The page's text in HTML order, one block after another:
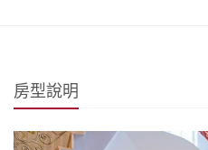
房型說明